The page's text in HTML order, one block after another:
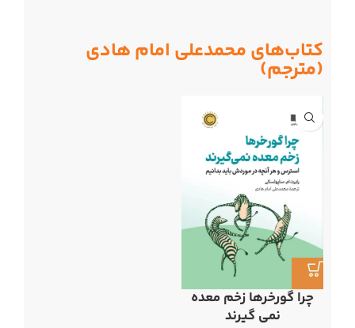
کتاب‌های محمدعلی امام هادی
(مترجم)
چرا گورخرها زخم معده
نمی گیرند